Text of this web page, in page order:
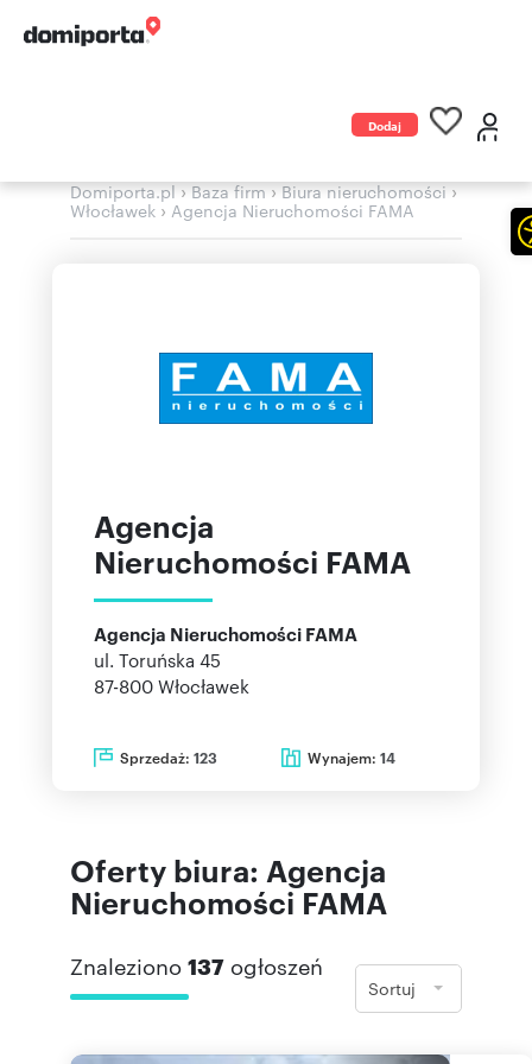
Dodaj
Domiporta.pl›Baza firm›Biura nieruchomości›
Włocławek › Agencja Nieruchomości FAMA
Agencja
Nieruchomości FAMA
Agencja Nieruchomości FAMA
ul. Toruńska 45
87-800Włocławek
Sprzedaż: 123 Wynajem: 14
Oferty biura: Agencja
Nieruchomości FAMA
Znaleziono 137 ogłoszeń
Sortuj